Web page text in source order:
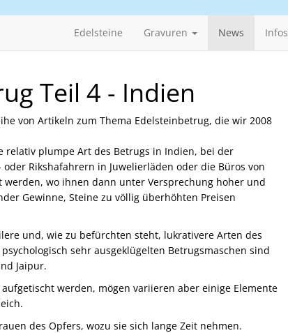
Edelsteine Gravuren News Infos
Teil 4 - Indien
von Artikeln zum Thema Edelsteinbetrug, die wir 2008
relativ plumpe Art des Betrugs in Indien, bei der
Rikshafahrern in Juwelierläden oder die Büros von
wo ihnen dann unter Versprechung hoher und
Gewinne, Steine zu völlig überhöhten Preisen
und, wie zu befürchten steht, lukrativere Arten des
sehr ausgeklügelten Betrugsmaschen sind
Jaipur.
werden, mögen variieren aber einige Elemente
des Opfers, wozu sie sich lange Zeit nehmen.